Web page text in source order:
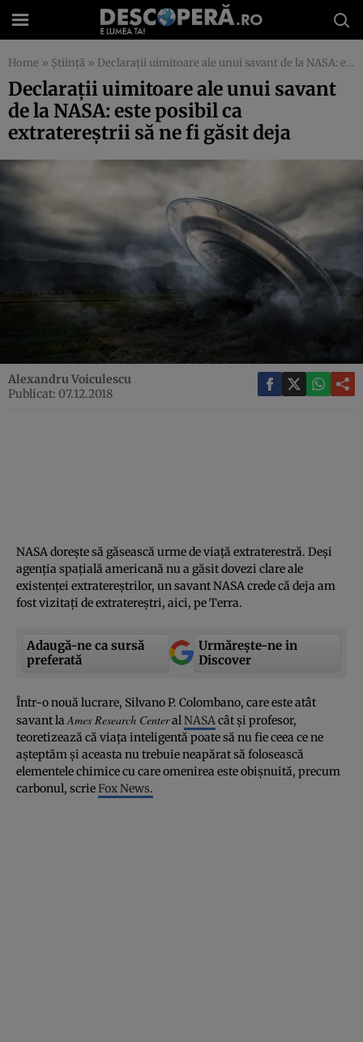
Home » Știință » Declaraţii uimitoare ale unui savant de la NASA: este posibil ca extratereştrii să ne fi găsit deja
Declaraţii uimitoare ale unui savant
de la NASA: este posibil ca
extratereştrii să ne fi găsit deja
Alexandru Voiculescu
Publicat: 07.12.2018
NASA doreşte să găsească urme de viaţă extraterestră. Deşi
agenţia spaţială americană nu a găsit dovezi clare ale
existenţei extratereştrilor, un savant NASA crede că deja am
fost vizitaţi de extratereştri, aici, pe Terra.
Adaugă-ne ca sursă
preferată
Urmărește-ne in
Discover
Într-o nouă lucrare, Silvano P. Colombano, care este atât
savant laAmes Research CenteralNASAcât şi profesor,
teoretizează că viaţa inteligentă poate să nu fie ceea ce ne
aşteptăm şi aceasta nu trebuie neapărat să folosească
elementele chimice cu care omenirea este obişnuită, precum
carbonul, scrieFox News.